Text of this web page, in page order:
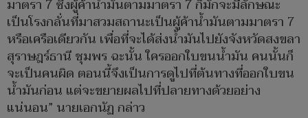
มาตรา 7 ซึ่งผู้ค้าน้ำมันตามมาตรา 7 ก็มักจะมีลักษณะ
เป็นโรงกลั่นที่มาสวมสถานะเป็นผู้ค้าน้ำมันตามมาตรา 7
หรือเครือเดียวกัน เพื่อที่จะได้ส่งน้ำมันไปยังจังหวัดสงขลา
สุราษฎร์ธานี ชุมพร ฉะนั้น ใครออกใบขนน้ำมัน คนนั้นก็
จะเป็นคนผิด ตอนนี้จึงเป็นการดูไปที่ต้นทางที่ออกใบขน
น้ำมันก่อน แต่จะขยายผลไปที่ปลายทางด้วยอย่าง
แน่นอน” นายเอกนัฏ กล่าว